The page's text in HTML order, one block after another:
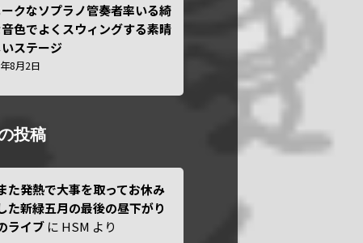
クなソプラノ管奏者率いる綺
色でよくスウィングする素晴
ステージ
8月2日
投稿
た発熱で大事を取ってお休み
た新緑五月の最後の昼下がり
ライブ に HSM より